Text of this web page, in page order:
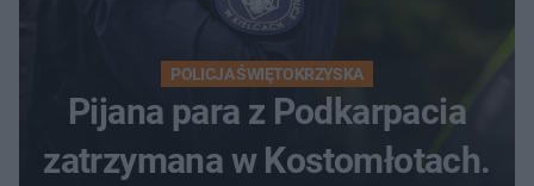
POLICJA ŚWIĘTOKRZYSKA
Pijana para z Podkarpacia
zatrzymana w Kostomłotach.